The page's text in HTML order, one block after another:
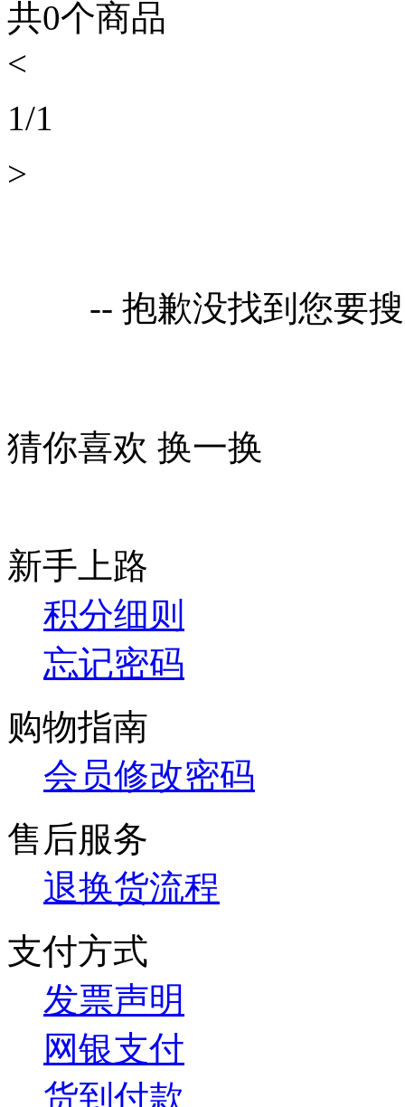
共0个商品
<
1/1
>
-- 抱歉没找到您要
猜你喜欢 换一换
新手上路
积分细则
忘记密码
购物指南
会员修改密码
售后服务
退换货流程
支付方式
发票声明
网银支付
货到付款